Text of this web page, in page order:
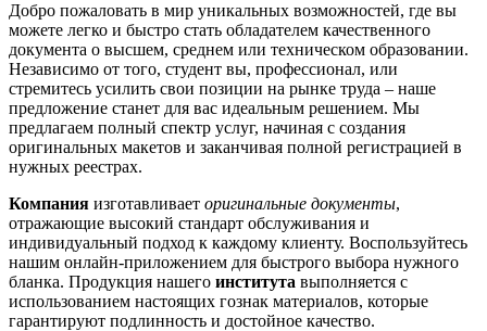
Добро пожаловать в мир уникальных возможностей, где вы
можете легко и быстро стать обладателем качественного
документа о высшем, среднем или техническом образовании.
Независимо от того, студент вы, профессионал, или
стремитесь усилить свои позиции на рынке труда – наше
предложение станет для вас идеальным решением. Мы
предлагаем полный спектр услуг, начиная с создания
оригинальных макетов и заканчивая полной регистрацией в
нужных реестрах.
Компания изготавливает оригинальные документы,
отражающие высокий стандарт обслуживания и
индивидуальный подход к каждому клиенту. Воспользуйтесь
нашим онлайн-приложением для быстрого выбора нужного
бланка. Продукция нашего института выполняется с
использованием настоящих гознак материалов, которые
гарантируют подлинность и достойное качество.